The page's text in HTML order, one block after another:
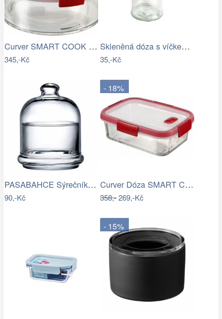
Curver SMART COOK Dóza - 1,2L
345,-Kč
Skleněná dóza s víčkem TORO 150ml
35,-Kč
PASABAHCE Sýrečník s poklopem 12x14.3cm
90,-Kč
- 18%
Curver Dóza SMART COOK - 0,9L
358,-269,-Kč
- 15%